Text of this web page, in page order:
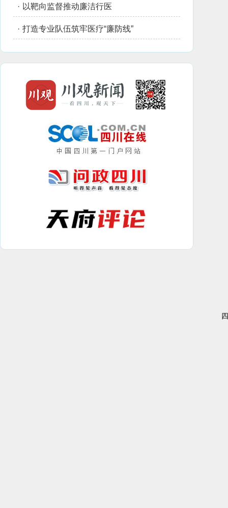
· 以靶向监督推动廉洁行医
· 打造专业队伍筑牢医疗“廉防线”